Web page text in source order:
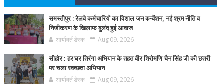
समस्तीपुर : रेलवे कर्मचारियों का विशाल जन कन्वेंशन, नई श्रम नीति व
निजीकरण के खिलाफ बुलंद हुई आवाज
आर्यावर्त डेस्क Aug 09, 2026
सीहोर : हर घर तिरंगा अभियान के तहत वीर शिरोमणि चैन सिंह जी की छतरी
पर चला स्वच्छता अभियान
आर्यावर्त डेस्क Aug 09, 2026